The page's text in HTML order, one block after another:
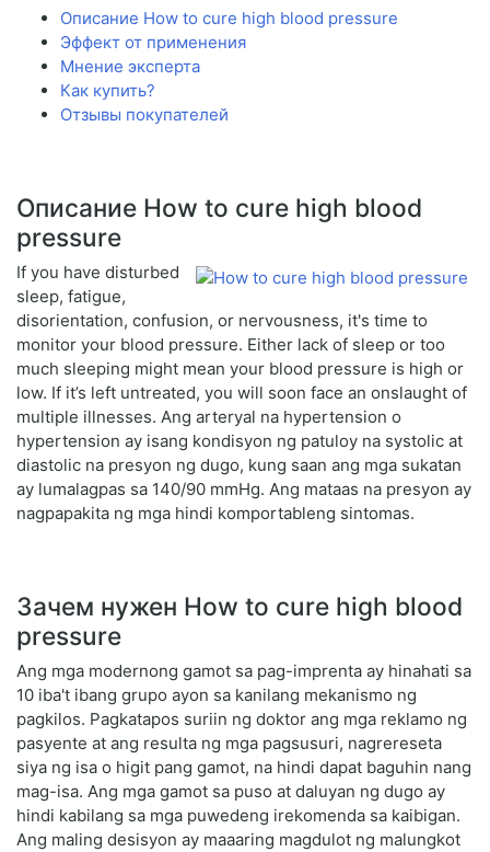
Описание How to cure high blood pressure
Эффект от применения
Мнение эксперта
Как купить?
Отзывы покупателей
Описание How to cure high blood
pressure
If you have disturbed
sleep, fatigue,
disorientation, confusion, or nervousness, it's time to
monitor your blood pressure. Either lack of sleep or too
much sleeping might mean your blood pressure is high or
low. If it’s left untreated, you will soon face an onslaught of
multiple illnesses. Ang arteryal na hypertension o
hypertension ay isang kondisyon ng patuloy na systolic at
diastolic na presyon ng dugo, kung saan ang mga sukatan
ay lumalagpas sa 140/90 mmHg. Ang mataas na presyon ay
nagpapakita ng mga hindi komportableng sintomas.
Зачем нужен How to cure high blood
pressure
Ang mga modernong gamot sa pag-imprenta ay hinahati sa
10 iba't ibang grupo ayon sa kanilang mekanismo ng
pagkilos. Pagkatapos suriin ng doktor ang mga reklamo ng
pasyente at ang resulta ng mga pagsusuri, nagrereseta
siya ng isa o higit pang gamot, na hindi dapat baguhin nang
mag-isa. Ang mga gamot sa puso at daluyan ng dugo ay
hindi kabilang sa mga puwedeng irekomenda sa kaibigan.
Ang maling desisyon ay maaaring magdulot ng malungkot